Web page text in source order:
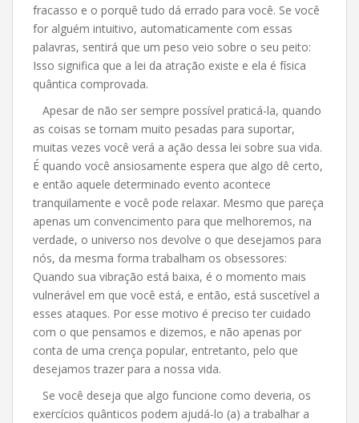
fracasso e o porquê tudo dá errado para você. Se você
for alguém intuitivo, automaticamente com essas
palavras, sentirá que um peso veio sobre o seu peito:
Isso significa que a lei da atração existe e ela é física
quântica comprovada.
Apesar de não ser sempre possível praticá-la, quando
as coisas se tornam muito pesadas para suportar,
muitas vezes você verá a ação dessa lei sobre sua vida.
É quando você ansiosamente espera que algo dê certo,
e então aquele determinado evento acontece
tranquilamente e você pode relaxar. Mesmo que pareça
apenas um convencimento para que melhoremos, na
verdade, o universo nos devolve o que desejamos para
nós, da mesma forma trabalham os obsessores:
Quando sua vibração está baixa, é o momento mais
vulnerável em que você está, e então, está suscetível a
esses ataques. Por esse motivo é preciso ter cuidado
com o que pensamos e dizemos, e não apenas por
conta de uma crença popular, entretanto, pelo que
desejamos trazer para a nossa vida.
Se você deseja que algo funcione como deveria, os
exercícios quânticos podem ajudá-lo (a) a trabalhar a